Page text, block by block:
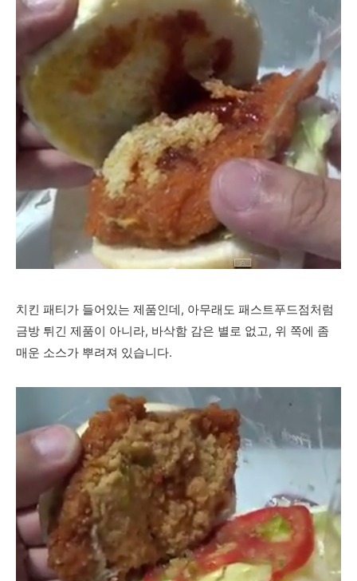
치킨 패티가 들어있는 제품인데, 아무래도 패스트푸드점처럼
금방 튀긴 제품이 아니라, 바삭함 감은 별로 없고, 위 쪽에 좀
매운 소스가 뿌려져 있습니다.